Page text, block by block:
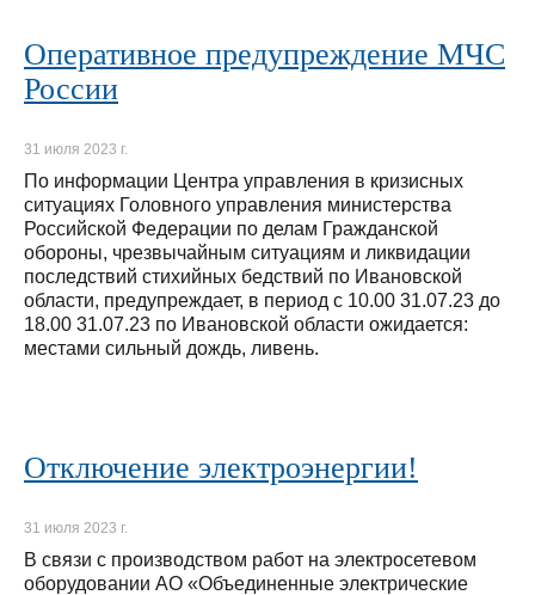
Оперативное предупреждение МЧС
России
31 июля 2023 г.
По информации Центра управления в кризисных
ситуациях Головного управления министерства
Российской Федерации по делам Гражданской
обороны, чрезвычайным ситуациям и ликвидации
последствий стихийных бедствий по Ивановской
области, предупреждает, в период с 10.00 31.07.23 до
18.00 31.07.23 по Ивановской области ожидается:
местами сильный дождь, ливень.
Отключение электроэнергии!
31 июля 2023 г.
В связи с производством работ на электросетевом
оборудовании АО «Объединенные электрические